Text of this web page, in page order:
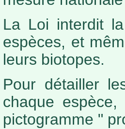
La Loi interdit
espèces, et
leurs biotopes.
Pour détailler
chaque
pictogramme "